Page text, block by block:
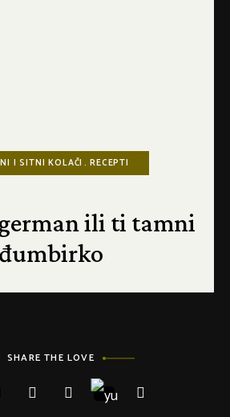
I SITNI KOLAČI RECEPTI
ili ti tamni
đumbirko
SHARE THE LOVE